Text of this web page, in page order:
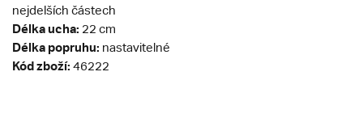
nejdelších částech
Délka ucha: 22 cm
Délka popruhu: nastavitelné
Kód zboží: 46222